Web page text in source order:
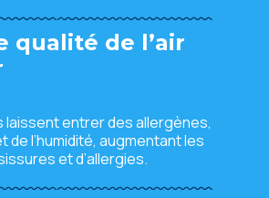
qualité de l’air
laissent entrer des allergènes,
de l’humidité, augmentant les
et d’allergies.